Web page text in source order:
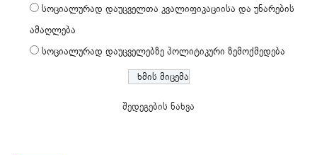
სოციალურად დაუცველთა კვალიფიკაციისა და უნარების
ამაღლება
სოციალურად დაუცველებზე პოლიტიკური ზემოქმედება
შედეგების ნახვა